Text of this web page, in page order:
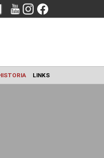
DEL MUNDO HISTORIA